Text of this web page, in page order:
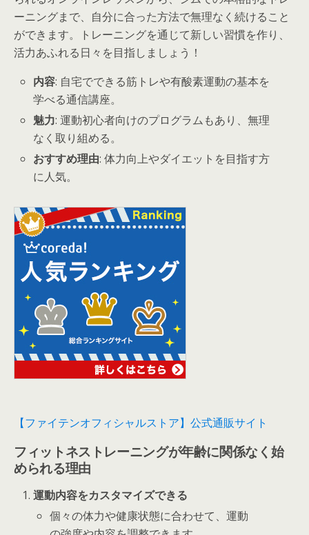
ーニングまで、自分に合った方法で無理なく続けること
ができます。トレーニングを通じて新しい習慣を作り、
活力あふれる日々を目指しましょう！
内容: 自宅でできる筋トレや有酸素運動の基本を
学べる通信講座。
魅力: 運動初心者向けのプログラムもあり、無理
なく取り組める。
おすすめ理由: 体力向上やダイエットを目指す方
に人気。
【ファイテンオフィシャルストア】公式通販サイト
フィットネストレーニングが年齢に関係なく始
められる理由
運動内容をカスタマイズできる
個々の体力や健康状態に合わせて、運動